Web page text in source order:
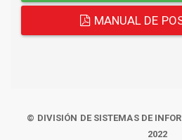
MANUAL DE
© DIVISIÓN DE SISTEMAS DE
2022